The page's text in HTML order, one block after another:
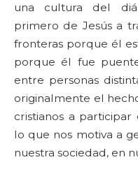
una cultura del
primero de Jesús a
fronteras porque él
porque él fue
entre personas
originalmente el
cristianos a
lo que nos motiva a
nuestra sociedad, en